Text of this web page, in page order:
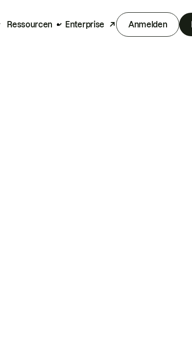
Ressourcen Enterprise Anmelden